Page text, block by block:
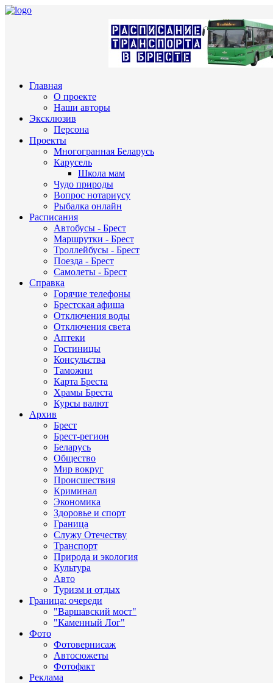
Главная
О проекте
Наши авторы
Эксклюзив
Персона
Проекты
Многогранная Беларусь
Карусель
Школа мам
Чудо природы
Вопрос нотариусу
Рыбалка онлайн
Расписания
Автобусы - Брест
Маршрутки - Брест
Троллейбусы - Брест
Поезда - Брест
Самолеты - Брест
Справка
Горячие телефоны
Брестская афиша
Отключения воды
Отключения света
Аптеки
Гостиницы
Консульства
Таможни
Карта Бреста
Храмы Бреста
Курсы валют
Архив
Брест
Брест-регион
Беларусь
Общество
Мир вокруг
Происшествия
Криминал
Экономика
Здоровье и спорт
Граница
Служу Отечеству
Транспорт
Природа и экология
Культура
Авто
Туризм и отдых
Граница: очереди
"Варшавский мост"
"Каменный Лог"
Фото
Фотовернисаж
Автосюжеты
Фотофакт
Реклама